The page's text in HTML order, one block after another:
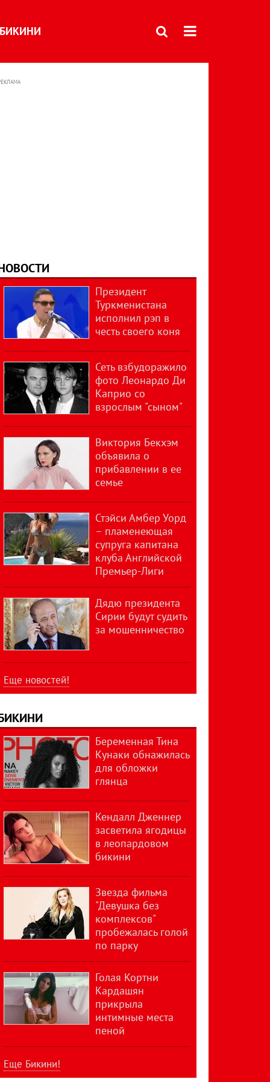
БИКИНИ
Президент
Туркменистана
исполнил рэп в
честь своего коня
Сеть взбудоражило
фото Леонардо Ди
Каприо со
взрослым "сыном"
Виктория Бекхэм
объявила о
прибавлении в ее
семье
Стэйси Амбер Уорд
– пламенеющая
супруга капитана
клуба Английской
Премьер-Лиги
Дядю президента
Сирии будут судить
за мошенничество
Еще новостей!
Беременная Тина
Кунаки обнажилась
для обложки
глянца
Кендалл Дженнер
засветила ягодицы
в леопардовом
бикини
Звезда фильма
"Девушка без
комплексов"
пробежалась голой
по парку
Голая Кортни
Кардашян
прикрыла
интимные места
пеной
Еще Бикини!